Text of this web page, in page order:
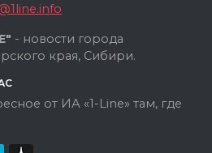
- новости города
края, Сибири.
от ИА «1-Line» там, где